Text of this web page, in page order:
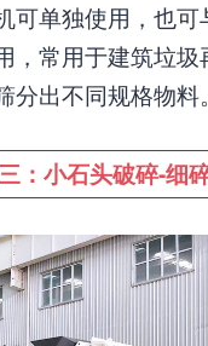
可单独使用，也
，常用于建筑垃圾
分出不同规格物料。
：小石头破碎-细